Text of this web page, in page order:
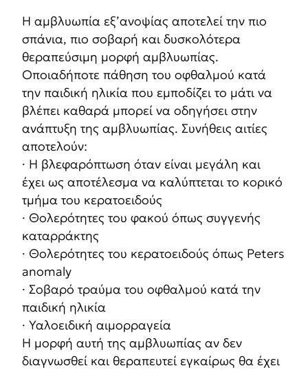
Η αμβλυωπία εξ’ανοψίας αποτελεί την πιο
σπάνια, πιο σοβαρή και δυσκολότερα
θεραπεύσιμη μορφή αμβλυωπίας.
Οποιαδήποτε πάθηση του οφθαλμού κατά
την παιδική ηλικία που εμποδίζει το μάτι να
βλέπει καθαρά μπορεί να οδηγήσει στην
ανάπτυξη της αμβλυωπίας. Συνήθεις αιτίες
αποτελούν:
· Η βλεφαρόπτωση όταν είναι μεγάλη και
έχει ως αποτέλεσμα να καλύπτεται το κορικό
τμήμα του κερατοειδούς
· Θολερότητες του φακού όπως συγγενής
καταρράκτης
· Θολερότητες του κερατοειδούς όπως Peters
anomaly
· Σοβαρό τραύμα του οφθαλμού κατά την
παιδική ηλικία
· Υαλοειδική αιμορραγεία
Η μορφή αυτή της αμβλυωπίας αν δεν
διαγνωσθεί και θεραπευτεί εγκαίρως θα έχει